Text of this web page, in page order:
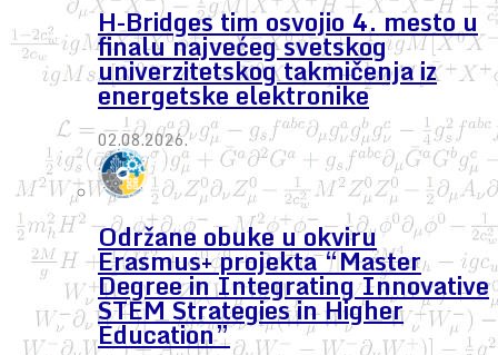
H-Bridges tim osvojio 4. mesto u
finalu najvećeg svetskog
univerzitetskog takmičenja iz
energetske elektronike
02.08.2026.
Održane obuke u okviru
Erasmus+ projekta “Master
Degree in Integrating Innovative
STEM Strategies in Higher
Education”